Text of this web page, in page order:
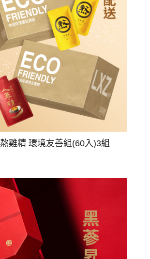
熬雞精 環境友善組(60入)3組